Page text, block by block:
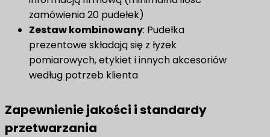
zamówienia 20 pudełek)
Zestaw kombinowany: Pudełka
prezentowe składają się z łyżek
pomiarowych, etykiet i innych akcesoriów
według potrzeb klienta
Zapewnienie jakości i standardy
przetwarzania